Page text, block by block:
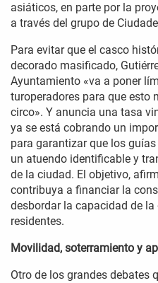
asiáticos, en parte por la
a través del grupo de
Para evitar que el casco
decorado masificado,
Ayuntamiento «va a poner
turoperadores para que esto
circo». Y anuncia una tasa
ya se está cobrando un
para garantizar que los
un atuendo identificable y
de la ciudad. El objetivo,
contribuya a financiar la
desbordar la capacidad de
residentes.
Movilidad, soterramiento y
Otro de los grandes debates